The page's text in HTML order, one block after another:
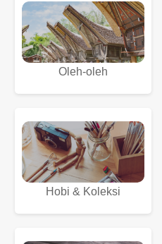
Oleh-oleh
Hobi & Koleksi